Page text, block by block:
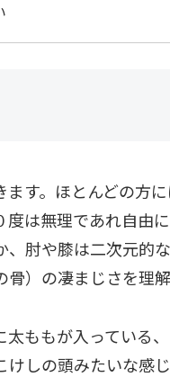
す。ほとんどの方
は無理であれ自由
肘や膝は二次元的
）の凄まじさを理
ももが入っている
しの頭みたいな感